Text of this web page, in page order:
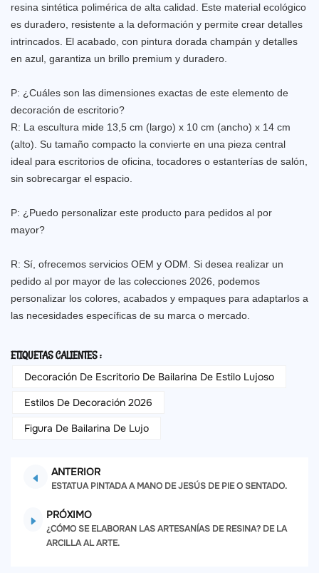
resina sintética polimérica de alta calidad. Este material ecológico
es duradero, resistente a la deformación y permite crear detalles
intrincados. El acabado, con pintura dorada champán y detalles
en azul, garantiza un brillo premium y duradero.
P: ¿Cuáles son las dimensiones exactas de este elemento de
decoración de escritorio?
R: La escultura mide 13,5 cm (largo) x 10 cm (ancho) x 14 cm
(alto). Su tamaño compacto la convierte en una pieza central
ideal para escritorios de oficina, tocadores o estanterías de salón,
sin sobrecargar el espacio.
P: ¿Puedo personalizar este producto para pedidos al por
mayor?
R: Sí, ofrecemos servicios OEM y ODM. Si desea realizar un
pedido al por mayor de las colecciones 2026, podemos
personalizar los colores, acabados y empaques para adaptarlos a
las necesidades específicas de su marca o mercado.
ETIQUETAS CALIENTES :
Decoración De Escritorio De Bailarina De Estilo Lujoso
Estilos De Decoración 2026
Figura De Bailarina De Lujo
ANTERIOR
ESTATUA PINTADA A MANO DE JESÚS DE PIE O SENTADO.
PRÓXIMO
¿CÓMO SE ELABORAN LAS ARTESANÍAS DE RESINA? DE LA
ARCILLA AL ARTE.